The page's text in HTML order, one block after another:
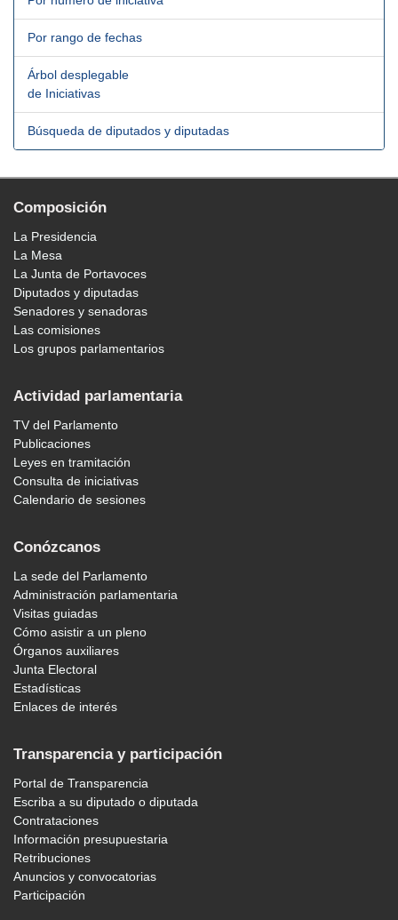
Por rango de fechas
Árbol desplegable
de Iniciativas
Búsqueda de diputados y diputadas
Composición
La Presidencia
La Mesa
La Junta de Portavoces
Diputados y diputadas
Senadores y senadoras
Las comisiones
Los grupos parlamentarios
Actividad parlamentaria
TV del Parlamento
Publicaciones
Leyes en tramitación
Consulta de iniciativas
Calendario de sesiones
Conózcanos
La sede del Parlamento
Administración parlamentaria
Visitas guiadas
Cómo asistir a un pleno
Órganos auxiliares
Junta Electoral
Estadísticas
Enlaces de interés
Transparencia y participación
Portal de Transparencia
Escriba a su diputado o diputada
Contrataciones
Información presupuestaria
Retribuciones
Anuncios y convocatorias
Participación